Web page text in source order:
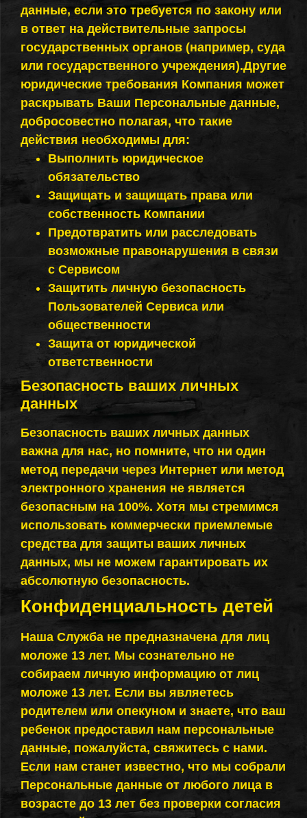
данные, если это требуется по закону или
в ответ на действительные запросы
государственных органов (например, суда
или государственного учреждения).Другие
юридические требования Компания может
раскрывать Ваши Персональные данные,
добросовестно полагая, что такие
действия необходимы для:
Выполнить юридическое
обязательство
Защищать и защищать права или
собственность Компании
Предотвратить или расследовать
возможные правонарушения в связи
с Сервисом
Защитить личную безопасность
Пользователей Сервиса или
общественности
Защита от юридической
ответственности
Безопасность ваших личных
данных
Безопасность ваших личных данных
важна для нас, но помните, что ни один
метод передачи через Интернет или метод
электронного хранения не является
безопасным на 100%. Хотя мы стремимся
использовать коммерчески приемлемые
средства для защиты ваших личных
данных, мы не можем гарантировать их
абсолютную безопасность.
Конфиденциальность детей
Наша Служба не предназначена для лиц
моложе 13 лет. Мы сознательно не
собираем личную информацию от лиц
моложе 13 лет. Если вы являетесь
родителем или опекуном и знаете, что ваш
ребенок предоставил нам персональные
данные, пожалуйста, свяжитесь с нами.
Если нам станет известно, что мы собрали
Персональные данные от любого лица в
возрасте до 13 лет без проверки согласия